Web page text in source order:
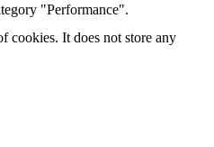
"Performance".
cookies. It does not store any